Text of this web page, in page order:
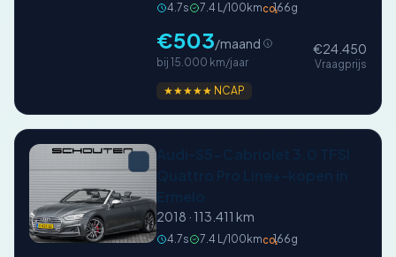
4.7s 7.4 L/100kmCO₂166g
€503/maand
bij 15.000 km/jaar
€24.450
Vraagprijs
★★★★★ NCAP
2018 · 113.411 km
4.7s 7.4 L/100kmCO₂166g